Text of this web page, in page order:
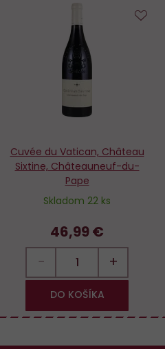
Cuvée du Vatican, Château
Sixtine, Châteauneuf-du-
Pape
Skladom 22 ks
46,99 €
− +
DO KOŠÍKA